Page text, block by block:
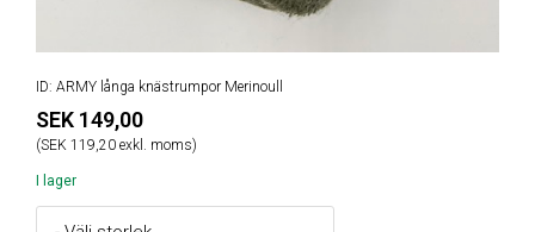
ID: ARMY långa knästrumpor Merinoull
SEK 149,00
(SEK 119,20 exkl. moms)
I lager